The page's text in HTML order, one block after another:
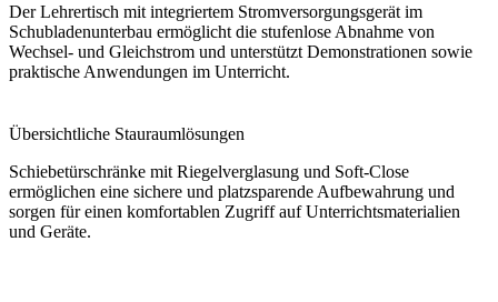
Der Lehrertisch mit integriertem Stromversorgungsgerät im
Schubladenunterbau ermöglicht die stufenlose Abnahme von
Wechsel- und Gleichstrom und unterstützt Demonstrationen sowie
praktische Anwendungen im Unterricht.
Übersichtliche Stauraumlösungen
Schiebetürschränke mit Riegelverglasung und Soft-Close
ermöglichen eine sichere und platzsparende Aufbewahrung und
sorgen für einen komfortablen Zugriff auf Unterrichtsmaterialien
und Geräte.